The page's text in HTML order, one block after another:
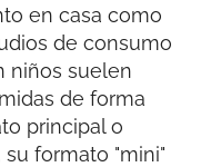
en casa como
de consumo
niños suelen
de forma
principal o
formato "mini"